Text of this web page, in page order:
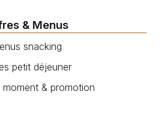
& Menus
snacking
petit déjeuner
& promotion